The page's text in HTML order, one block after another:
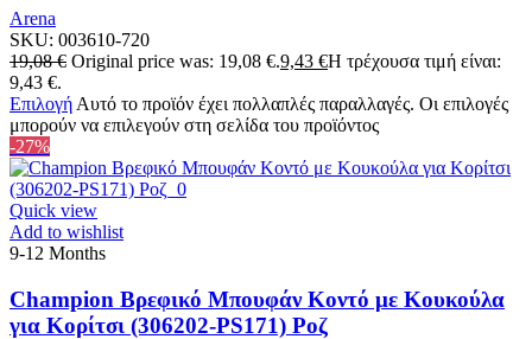
Arena
SKU: 003610-720
19,08€ Original price was: 19,08 €.9,43 €Η τρέχουσα τιμή είναι:
9,43 €.
Επιλογή Αυτό το προϊόν έχει πολλαπλές παραλλαγές. Οι επιλογές
μπορούν να επιλεγούν στη σελίδα του προϊόντος
-27%
Quick view
Add to wishlist
9-12 Months
Champion Βρεφικό Μπουφάν Κοντό με Κουκούλα
για Κορίτσι (306202-PS171) Ροζ